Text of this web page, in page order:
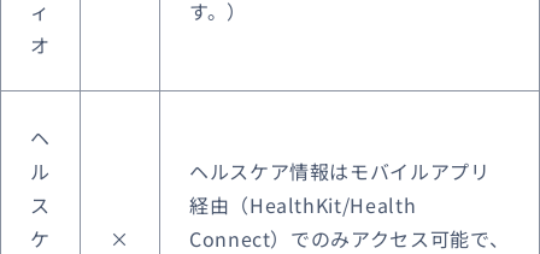
ィ
オ
す。）
ヘ
ル
ス
ケ
×
ヘルスケア情報はモバイルアプリ
経由（HealthKit/Health
Connect）でのみアクセス可能で、